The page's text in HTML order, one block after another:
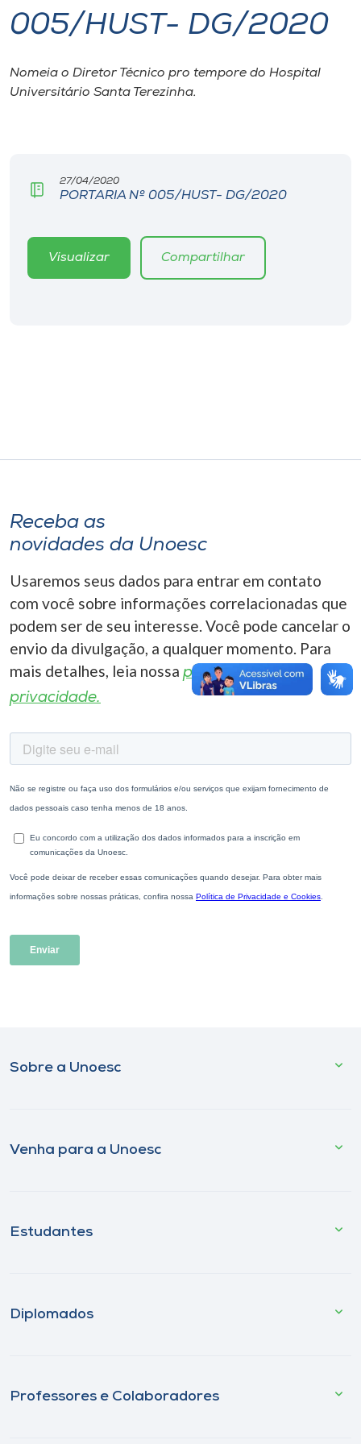
I.nova
Diplomados
CPA
Editora
Selecione
o idioma
005/HUST- DG/2020
Nomeia o Diretor Técnico pro tempore do Hospital
Universitário Santa Terezinha.
27/04/2020
PORTARIA Nº 005/HUST- DG/2020
Visualizar Compartilhar
Receba as
novidades da Unoesc
Usaremos seus dados para entrar em contato
com você sobre informações correlacionadas que
podem ser de seu interesse. Você pode cancelar o
envio da divulgação, a qualquer momento. Para
mais detalhes, leia nossa política de
privacidade.
Sobre a Unoesc
Venha para a Unoesc
Estudantes
Diplomados
Professores e Colaboradores